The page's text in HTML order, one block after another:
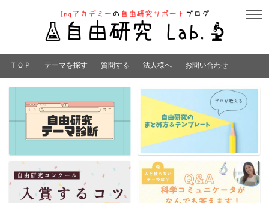
ＴＯＰ テーマを探す 質問する 法人様へ お問い合わせ